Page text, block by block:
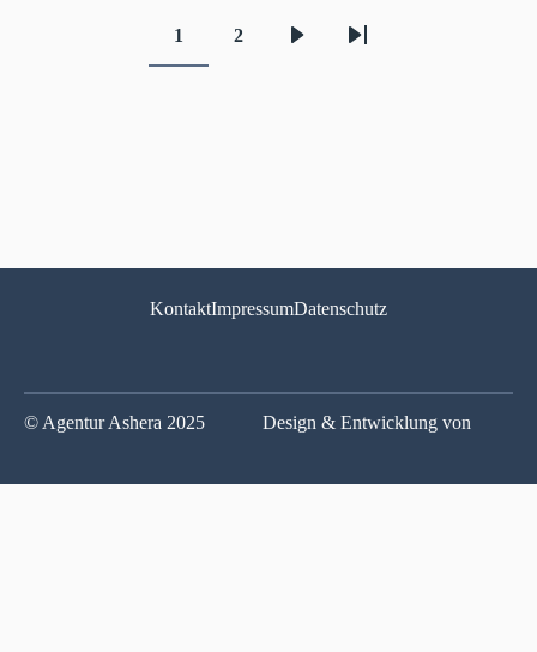
Seitennummerierung
1 2
Letzte
KontaktImpressumDatenschutz
© Agentur Ashera 2025 Design & Entwicklung von